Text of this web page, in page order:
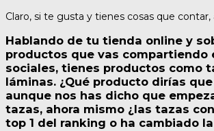
Claro, si te gusta y tienes cosas que contar,
Hablando de tu tienda online y
productos que vas compartiendo
sociales, tienes productos como
láminas. ¿Qué producto dirías
aunque nos has dicho que
tazas, ahora mismo ¿las tazas
top 1 del ranking o ha cambiado